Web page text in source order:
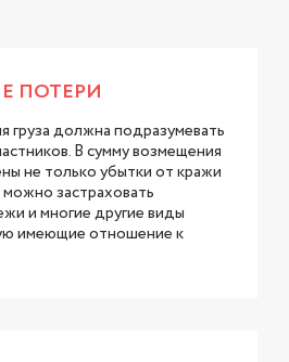
ПОТЕРИ
груза должна подразумевать
В сумму возмещения
не только убытки от кражи
застраховать
и многие другие виды
имеющие отношение к